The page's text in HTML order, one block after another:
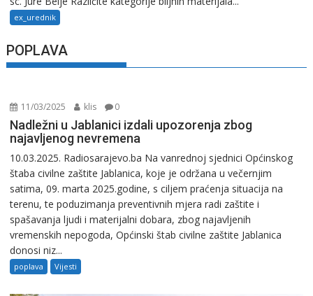
ex_urednik
POPLAVA
11/03/2025 klis 0
Nadležni u Jablanici izdali upozorenja zbog
najavljenog nevremena
10.03.2025. Radiosarajevo.ba Na vanrednoj sjednici Općinskog
štaba civilne zaštite Jablanica, koje je održana u večernjim
satima, 09. marta 2025.godine, s ciljem praćenja situacija na
terenu, te poduzimanja preventivnih mjera radi zaštite i
spašavanja ljudi i materijalni dobara, zbog najavljenih
vremenskih nepogoda, Općinski štab civilne zaštite Jablanica
donosi niz...
poplava Vijesti